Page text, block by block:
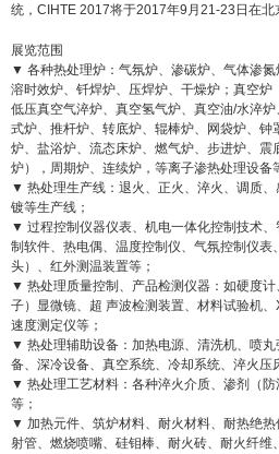
统，CIHTE 2017将于2017年9月21-23日在北
展览范围
▼ 各种热处理炉：气氛炉、渗碳炉、气体渗
溶时效炉、钎焊炉、压焊炉、干燥炉；真空炉
低压真空气淬炉、真空氢气炉、真空油/水淬
式炉、推杆炉、转底炉、辊棒炉、网袋炉、钟
炉、盐浴炉、流态床炉、燃气炉、步进炉、震
炉），周期炉、连续炉，等离子渗热处理设备
▼ 热处理生产线：退火、正火、淬火、调质
镀等生产线；
▼ 过程控制仪器仪表、机电一体化控制技术
制软件、热电偶、温度控制仪、气氛控制仪
头）、红外测温装置等；
▼ 热处理质量控制、产品检测仪器：如硬度
子）显微镜、超 声波检测装置、材料试验机
速度测定仪等；
▼ 热处理辅助设备：加热电源、清洗机、喷
备、深冷设备、真空系统、冷却系统、淬火压
▼ 热处理工艺材料：各种淬火介质、渗剂（
等；
▼ 加热元件、筑炉材料、耐火材料、耐热绝
射管、燃烧喷嘴、硅钼棒、耐火砖、耐火纤维